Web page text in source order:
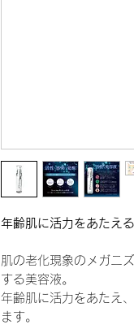
年齢肌に活力をあたえ
肌の老化現象のメガニ
する美容液。
年齢肌に活力をあたえ
ます。